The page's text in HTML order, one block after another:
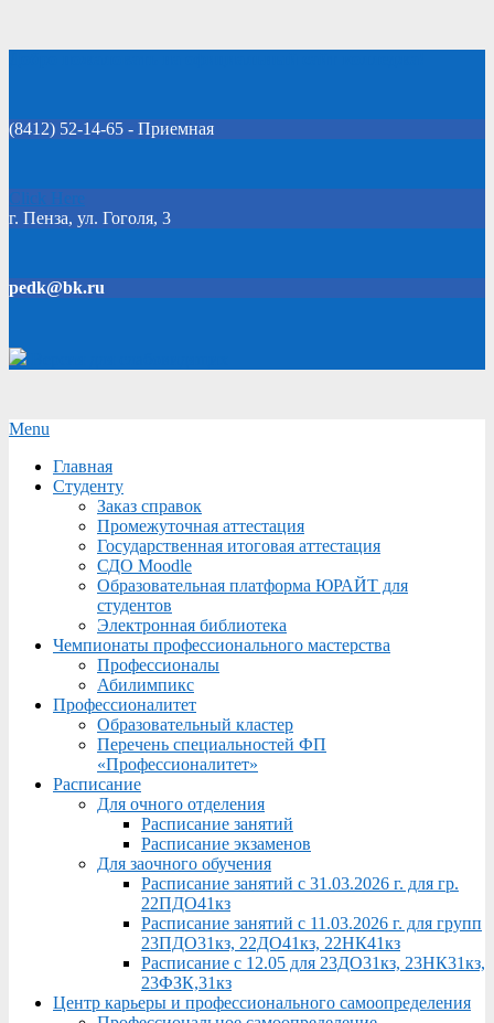
(8412) 52-14-65 - Приемная
Click Here
г. Пенза, ул. Гоголя, 3
pedk@bk.ru
Secondary
Menu
Menu
Главная
Студенту
Заказ справок
Промежуточная аттестация
Государственная итоговая аттестация
СДО Moodle
Образовательная платформа ЮРАЙТ для
студентов
Электронная библиотека
Чемпионаты профессионального мастерства
Профессионалы
Абилимпикс
Профессионалитет
Образовательный кластер
Перечень специальностей ФП
«Профессионалитет»
Расписание
Для очного отделения
Расписание занятий
Расписание экзаменов
Для заочного обучения
Расписание занятий с 31.03.2026 г. для гр.
22ПДО41кз
Расписание занятий с 11.03.2026 г. для групп
23ПДО31кз, 22ДО41кз, 22НК41кз
Расписание с 12.05 для 23ДО31кз, 23НК31кз,
23ФЗК,31кз
Центр карьеры и профессионального самоопределения